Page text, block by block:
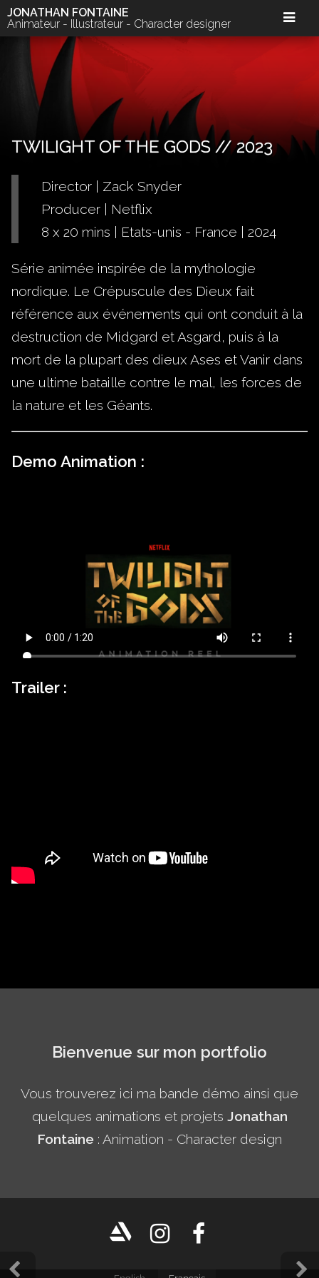
JONATHAN FONTAINE
Animateur - Illustrateur - Character designer
TWILIGHT OF THE GODS // 2023
Director | Zack Snyder
Producer | Netflix
8 x 20 mins | Etats-unis - France | 2024
Série animée inspirée de la mythologie
nordique. Le Crépuscule des Dieux fait
référence aux événements qui ont conduit à la
destruction de Midgard et Asgard, puis à la
mort de la plupart des dieux Ases et Vanir dans
une ultime bataille contre le mal, les forces de
la nature et les Géants.
Demo Animation :
Trailer :
Bienvenue sur mon portfolio
Vous trouverez ici ma bande démo ainsi que
quelques animations et projets Jonathan
Fontaine : Animation - Character design